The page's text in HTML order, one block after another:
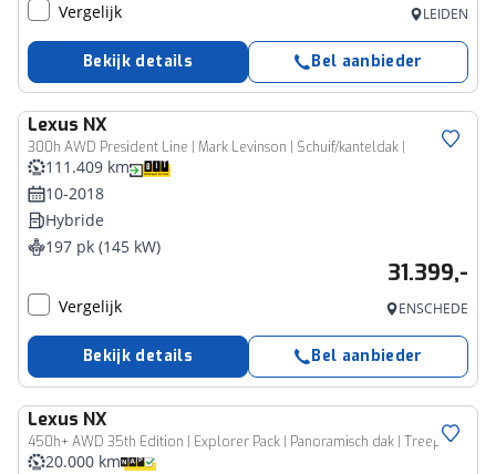
Vergelijk LEIDEN
Bekijk details Bel aanbieder
Lexus NX
300h AWD President Line | Mark Levinson | Schuif/kanteldak |
111.409 km
10-2018
Hybride
197 pk (145 kW)
31.399,-
Vergelijk ENSCHEDE
Bekijk details Bel aanbieder
Lexus NX
450h+ AWD 35th Edition | Explorer Pack | Panoramisch dak | Treeplanken | Trekhaak |
20.000 km